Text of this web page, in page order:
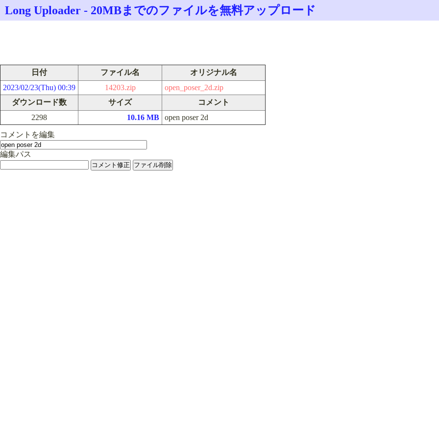
Long Uploader - 20MBまでのファイルを無料アップロード
日付 ファイル名
オリジナル名
2023/02/23(Thu) 00:39
14203.zip
open_poser_2d.zip
ダウンロード数
サイズ
コメント
2298
10.16 MB open poser 2d
コメントを編集
編集パス